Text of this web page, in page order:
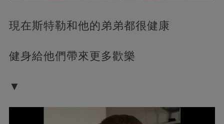
現在斯特勒和他的弟弟都很健康
健身給他們帶來更多歡樂
▼